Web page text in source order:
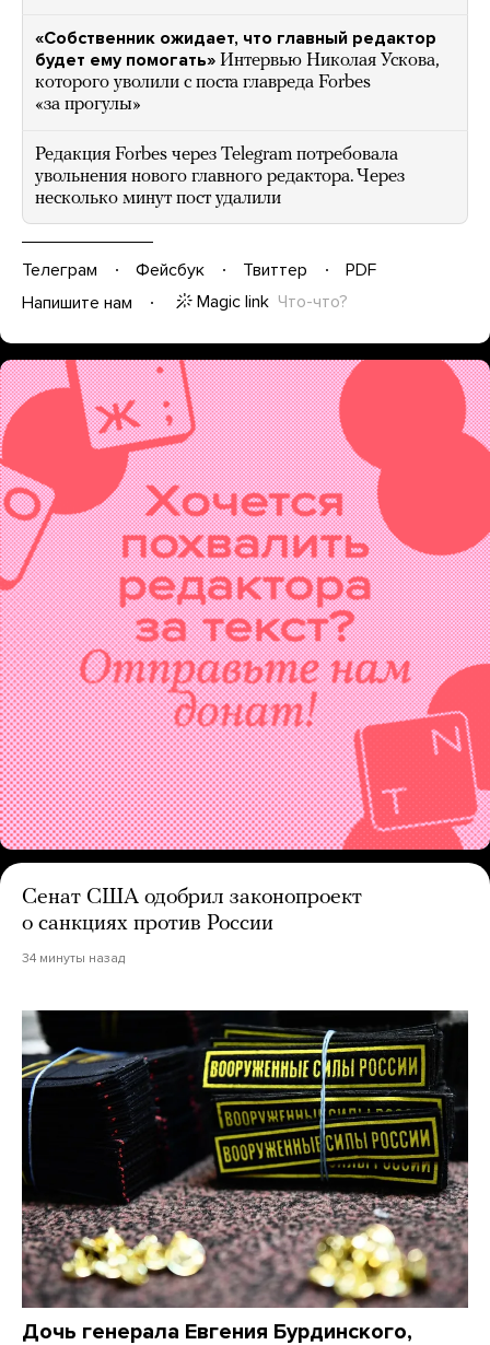
«Собственник ожидает, что главный редактор
будет ему помогать» Интервью Николая Ускова,
которого уволили с поста главреда Forbes
«за прогулы»
Редакция Forbes через Telegram потребовала
увольнения нового главного редактора. Через
несколько минут пост удалили
Телеграм Фейсбук Твиттер
PDF
Напишите нам
Magic link Что-что?
Сенат США одобрил законопроект
о санкциях против России
34 минуты назад
Дочь генерала Евгения Бурдинского,